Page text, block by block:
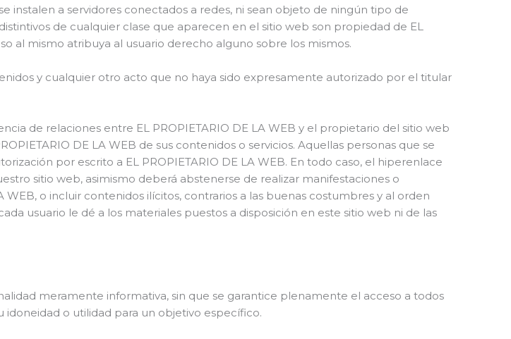
a servidores conectados a redes, ni sean objeto de ningún tipo de
de cualquier clase que aparecen en el sitio web son propiedad de EL
al mismo atribuya al usuario derecho alguno sobre los mismos.
y cualquier otro acto que no haya sido expresamente autorizado por el titular
de relaciones entre EL PROPIETARIO DE LA WEB y el propietario del sitio web
DE LA WEB de sus contenidos o servicios. Aquellas personas que se
por escrito a EL PROPIETARIO DE LA WEB. En todo caso, el hiperenlace
sitio web, asimismo deberá abstenerse de realizar manifestaciones o
WEB, o incluir contenidos ilícitos, contrarios a las buenas costumbres y al orden
usuario le dé a los materiales puestos a disposición en este sitio web ni de las
meramente informativa, sin que se garantice plenamente el acceso a todos
idoneidad o utilidad para un objetivo específico.